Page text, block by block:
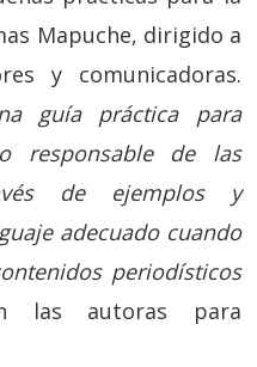
Mapuche, dirigido a
y comunicadoras.
guía práctica para
responsable de las
de ejemplos y
adecuado cuando
periodísticos
las autoras para